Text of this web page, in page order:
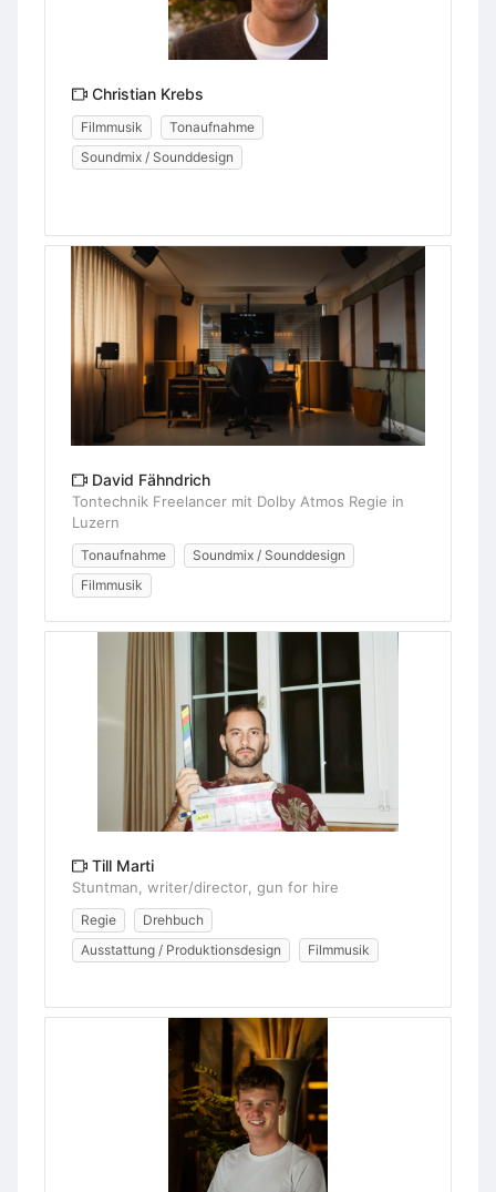
Christian Krebs
Filmmusik
Tonaufnahme
Soundmix / Sounddesign
David Fähndrich
Tontechnik Freelancer mit Dolby Atmos Regie in
Luzern
Tonaufnahme
Soundmix / Sounddesign
Filmmusik
Till Marti
Stuntman, writer/director, gun for hire
Regie
Drehbuch
Ausstattung / Produktionsdesign
Filmmusik